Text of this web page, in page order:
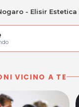
- Elisir Estetica
VICINO A TE